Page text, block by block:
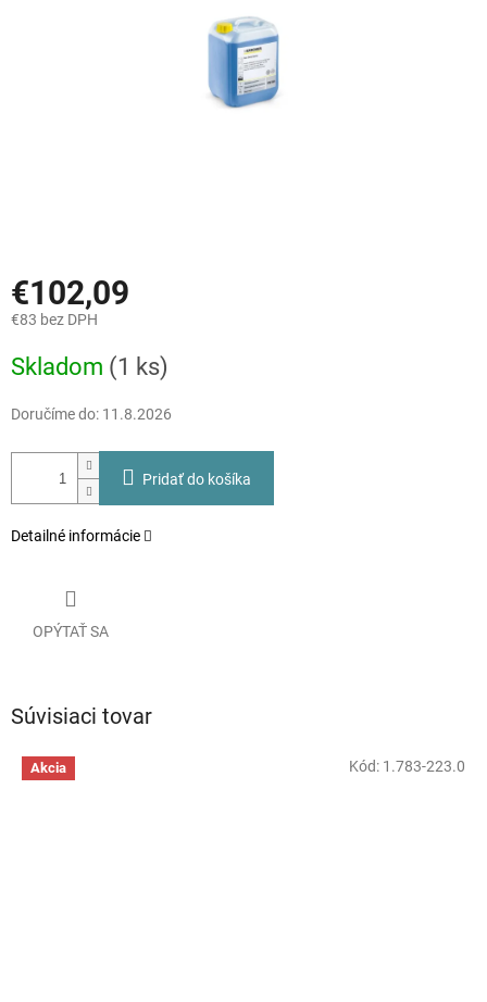
€102,09
€83 bez DPH
cena:
Skladom (1 ks)
Doručíme do: 11.8.2026
Pridať do košíka
Detailné informácie
OPÝTAŤ SA
Súvisiaci tovar
Akcia Kód: 1.783-223.0